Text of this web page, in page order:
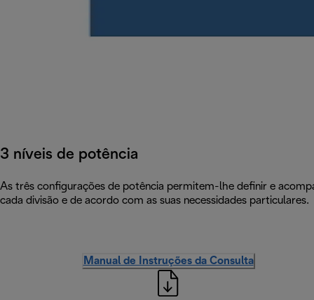
3 níveis de potência
As três configurações de potência permitem-lhe definir e
cada divisão e de acordo com as suas necessidades particulares.
Manual de Instruções da Consulta